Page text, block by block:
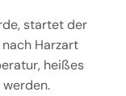
startet der
Harzart
heißes